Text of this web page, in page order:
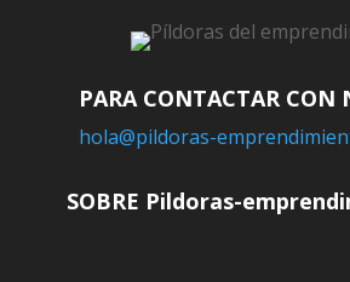
PARA CONTACTAR CON
hola@pildoras-
SOBRE Pildoras-